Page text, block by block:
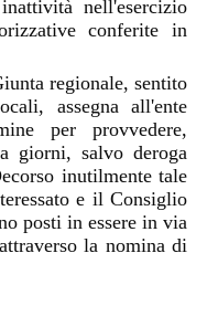
nell'esercizio
conferite in
regionale, sentito
assegna all'ente
per provvedere,
giorni, salvo deroga
inutilmente tale
e il Consiglio
posti in essere in via
la nomina di